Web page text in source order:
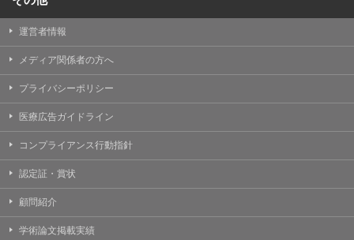
運営者情報
メディア関係者の方へ
プライバシーポリシー
医療広告ガイドライン
コンプライアンス行動指針
認定証・賞状
顧問紹介
学術論文掲載実績